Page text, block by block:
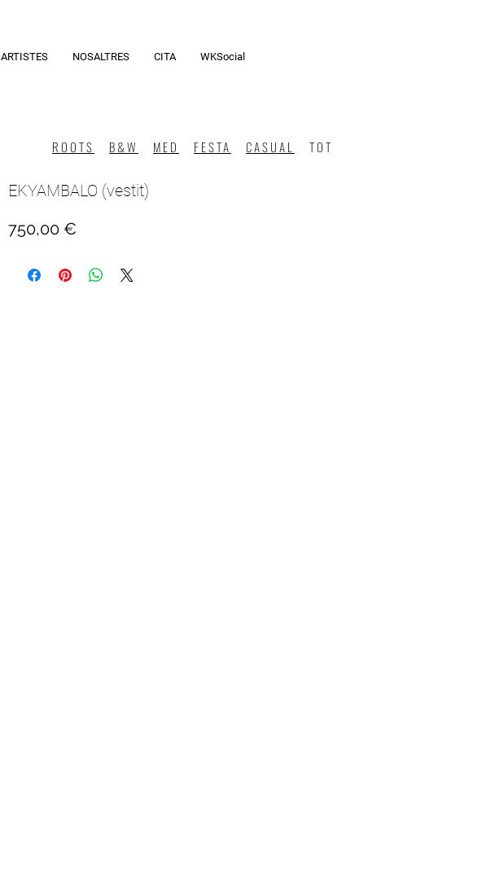
ARTISTES NOSALTRES CITA WKSocial
ROOTS B&W MED FESTA CASUAL TOT
EKYAMBALO (vestit)
750,00 €